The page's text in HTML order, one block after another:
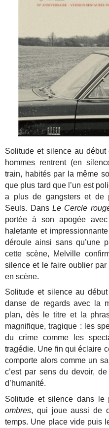
Solitude et silence au début
hommes rentrent (en
train, habités par la même
que plus tard que l’un est
a plus de gangsters et de
Seuls. Dans Le Cercle
portée à son apogée
haletante et
déroule ainsi sans qu’une
cette scène, Melville
silence et le faire oublier
en scène.
Solitude et silence au
danse de regards avec la
plan, dès le titre et la
magnifique, tragique : les
du crime comme les
tragédie. Une fin qui éclaire
comporte alors comme un
c’est par sens du devoir,
d’humanité.
Solitude et silence dans
ombres, qui joue aussi de
temps. Une place vide puis